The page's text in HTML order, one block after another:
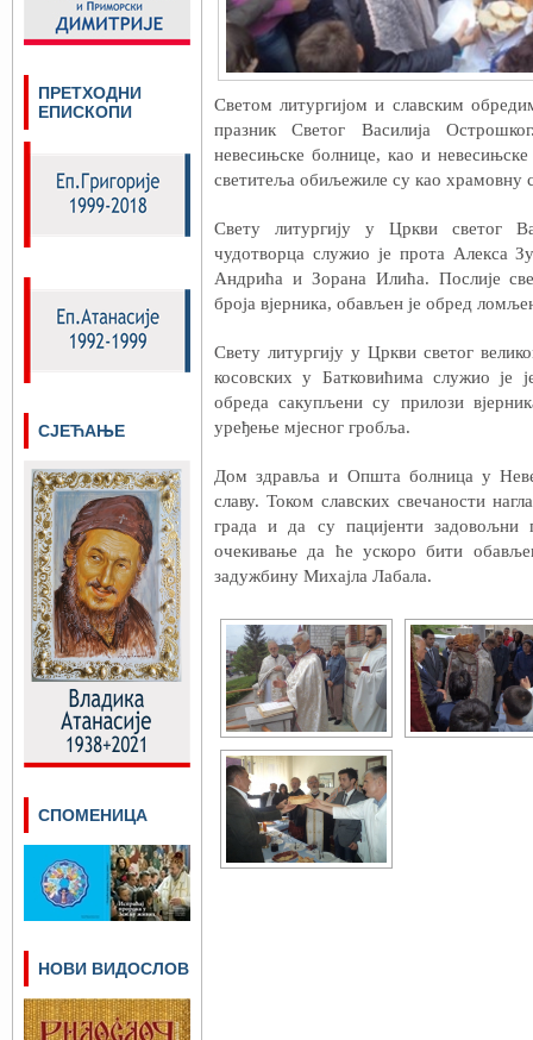
Светом литургијом и славским
празник Светог Василија
невесињске болнице, као и невесињске
светитеља обиљежиле су као храмовну
Свету литургију у Цркви светог
чудотворца служио је прота Алекса
Андрића и Зорана Илића. Послије
броја вјерника, обављен је обред
Свету литургију у Цркви светог
косовских у Батковићима служио је
обреда сакупљени су прилози
уређење мјесног гробља.
Дом здравља и Општа болница у
славу. Током славских свечаности
града и да су пацијенти задовољни
очекивање да ће ускоро бити
задужбину Михајла Лабала.
ПРЕТХОДНИ
ЕПИСКОПИ
СЈЕЋАЊЕ
СПОМЕНИЦА
НОВИ ВИДОСЛОВ